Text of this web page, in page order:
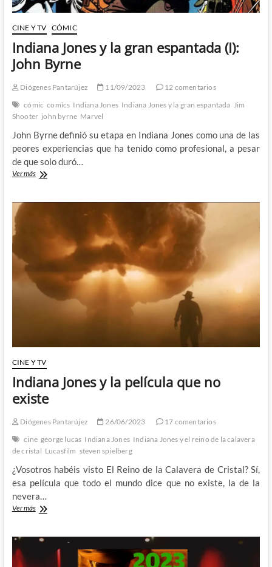
CINE Y TV CÓMIC
Indiana Jones y la gran espantada (I):
John Byrne
Diógenes Pantarújez 11/09/2023
12 comentarios
cómic comics Indiana Jones Indiana Jones y la gran espantada Jim
Shooter john byrne Marvel
John Byrne definió su etapa en Indiana Jones como una de las
peores experiencias que ha tenido como profesional, a pesar
de que solo duró…
Ver másIndiana
la
Byrne
CINE Y TV
Indiana Jones y la película que no
existe
Diógenes Pantarújez 26/06/2023
17 comentarios
cine george lucas Indiana Jones Indiana Jones y el reino de la calavera
de cristal Lucasfilm steven spielberg
¿Vosotros habéis visto El Reino de la Calavera de Cristal? Sí,
esa película que todo el mundo dice que no existe, la de la
nevera…
Ver másIndiana
la
película